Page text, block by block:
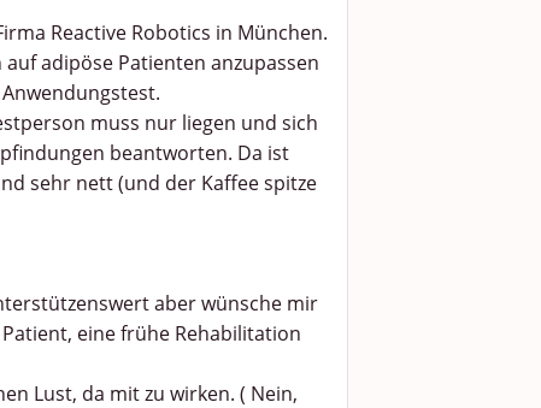
Reactive Robotics in München.
auf adipöse Patienten anzupassen
muss nur liegen und sich
beantworten. Da ist
sehr nett (und der Kaffee spitze
aber wünsche mir
eine frühe Rehabilitation
Lust, da mit zu wirken. ( Nein,